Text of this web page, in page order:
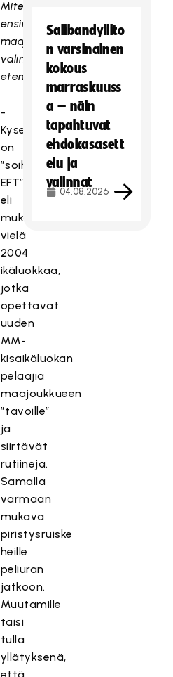
Miten
ensimmäisen
maajoukkueesi
valinta
eteni?
-
Kyseessä
on
”soihdunsiirto
EFT”
eli
mukana
vielä
2004
ikäluokkaa,
jotka
opettavat
uuden
MM-
kisaikäluokan
pelaajia
maajoukkueen
”tavoille”
ja
siirtävät
rutiineja.
Samalla
varmaan
mukava
piristysruiske
heille
peliuran
jatkoon.
Muutamille
taisi
tulla
yllätyksenä,
Salibandyliito
n varsinainen
kokous
marraskuuss
a – näin
tapahtuvat
ehdokasasett
elu ja
valinnat
04.08.2026